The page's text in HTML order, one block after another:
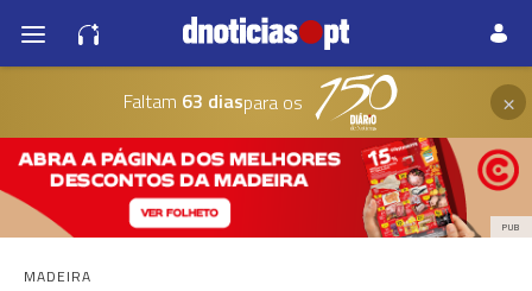
Faltam 63 diaspara os ×
PUB
MADEIRA